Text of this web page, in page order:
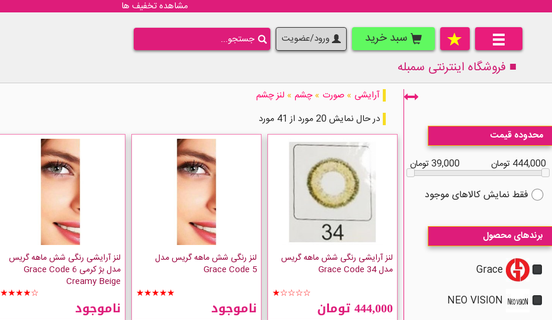
مشاهده تخفیف ها
سبد خرید ورود/عضویت
■ فروشگاه اینترنتی سمبله
محدوده قیمت
444,000 تومان
39,000 تومان
فقط نمایش کالاهای موجود
برندهای محصول
Grace
NEO VISION
آرایشی » صورت »چشم » لنز چشم
در حال نمایش 20 مورد از 41 مورد
لنز آرایشی رنگی شش ماهه گریس
مدل Grace Code 34
★☆☆☆☆
444,000 تومان
لنز رنگی شش ماهه گریس مدل
Grace Code 5
★★★★★
ناموجود
لنز آرایشی رنگی شش ماهه گریس
مدل بژ کرمی Grace Code 6
Creamy Beige
★★★★☆
ناموجود